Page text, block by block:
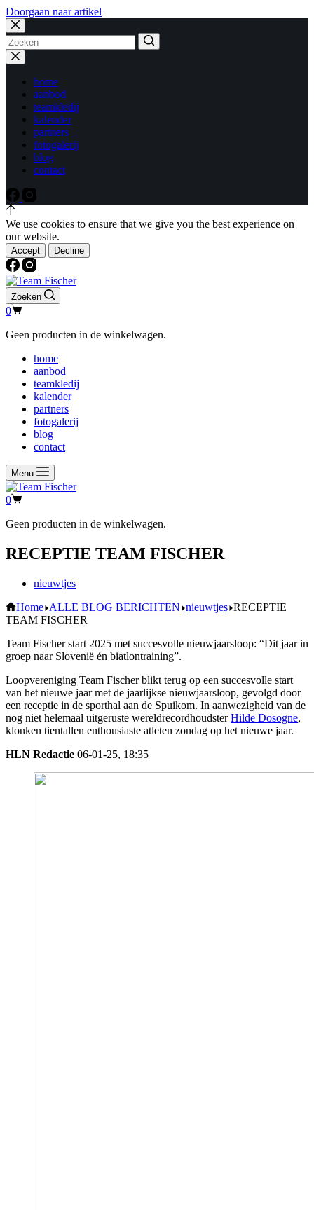
Doorgaan naar artikel
Geen
resultaten
home
aanbod
teamkledij
kalender
partners
fotogalerij
blog
contact
We use cookies to ensure that we give you the best experience on
our website.
Accept Decline
Zoeken
0
Geen producten in de winkelwagen.
home
aanbod
teamkledij
kalender
partners
fotogalerij
blog
contact
Menu
0
Geen producten in de winkelwagen.
RECEPTIE TEAM FISCHER
nieuwtjes
Home ALLE BLOG BERICHTEN nieuwtjes RECEPTIE
TEAM FISCHER
Team Fischer start 2025 met succesvolle nieuwjaarsloop: “Dit jaar in
groep naar Slovenië én biatlontraining”.
Loopvereniging Team Fischer blikt terug op een succesvolle start
van het nieuwe jaar met de jaarlijkse nieuwjaarsloop, gevolgd door
een receptie in de sporthal aan de Spuikom. In aanwezigheid van de
nog niet helemaal uitgeruste wereldrecordhoudsterHilde Dosogne,
klonken tientallen enthousiaste atleten zondag op het nieuwe jaar.
HLN Redactie 06-01-25, 18:35